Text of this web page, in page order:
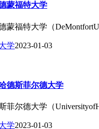
蒙福特大学
蒙福特大学（
学2023-01-03
德斯菲尔德大学
菲尔德大学（
学2023-01-03